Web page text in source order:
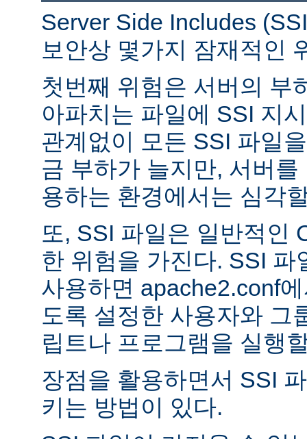
Server Side Includes
보안상 몇가지 잠재적인
첫번째 위험은 서버의 부
아파치는 파일에 SSI 지
관계없이 모든 SSI 파일
금 부하가 늘지만, 서버
용하는 환경에서는 심각
또, SSI 파일은 일반적인
한 위험을 가진다. SSI 파
사용하면 apache2.conf
도록 설정한 사용자와 그
립트나 프로그램을 실행
장점을 활용하면서 SSI
키는 방법이 있다.